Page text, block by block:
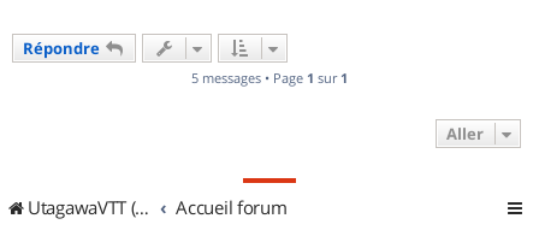
Répondre
5 messages • Page 1 sur 1
Aller
UtagawaVTT (Randos VTT et VTTAE avec traces GPS) Accueil forum